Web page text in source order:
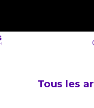
Tous les